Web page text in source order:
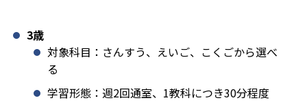
3歳
対象科目：さんすう、えいご、こくごから選べ
る
学習形態：週2回通室、1教科につき30分程度